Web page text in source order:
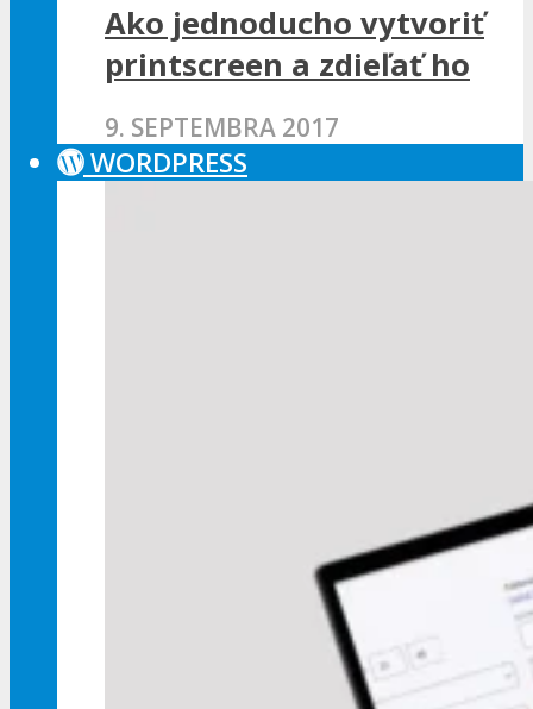
Ako jednoducho vytvoriť
printscreen a zdieľať ho
9. SEPTEMBRA 2017
WORDPRESS